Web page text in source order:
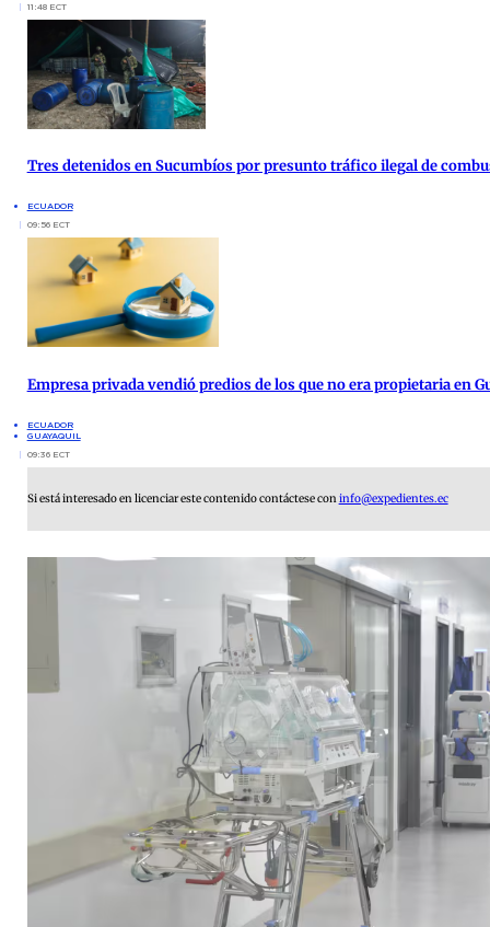
11:48 ECT
Tres detenidos en Sucumbíos por presunto tráfico ilegal de
ECUADOR
09:56 ECT
Empresa privada vendió predios de los que no era propietaria en
ECUADOR
GUAYAQUIL
09:36 ECT
Si está interesado en licenciar este contenido contáctese coninfo@expedientes.ec